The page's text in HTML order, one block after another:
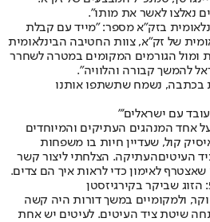
נאלצו לאשר את מותו".
בזק״א מספר: "מייד עם קבלת
של זק״א, צוות החטיבה הבינלאומית
ומול הגורמים המקומים במטרה לשחרר
להמשך קבורה והלוויה".
בכתבה, נשמח שתשתפו אותנו
עם ישראלים'"
אחד המנהגים העתיקים והמיוחדים
קול, שעדיין חיות בו משפחות
העיטיםהעתיקה. הצלחתי ליצור קשר
לאימון כדי לראות איך הם צדים.
ביקר בקירגיזסטן
ולמקומיים במשך דורות היה קשה
שיטת ציד העיטים. לעיטים יש אחת